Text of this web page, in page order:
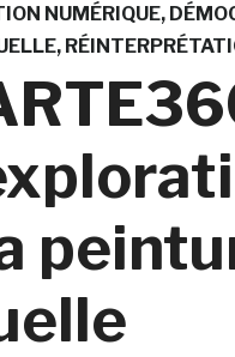
NUMÉRIQUE